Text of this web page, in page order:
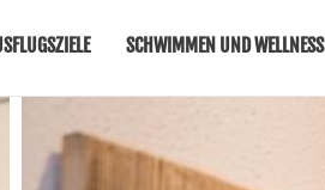
SCHWIMMEN UND WELLNESS